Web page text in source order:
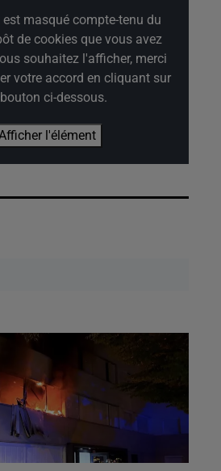
est masqué compte-tenu du
de cookies que vous avez
souhaitez l'afficher, merci
votre accord en cliquant sur
bouton ci-dessous.
l'élément